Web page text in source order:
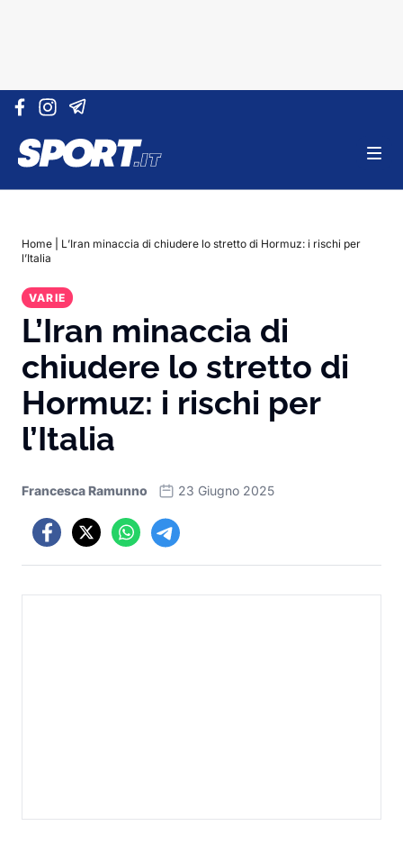
Vai al contenuto
Home
L’Iran minaccia di chiudere lo stretto di Hormuz: i rischi per
l’Italia
VARIE
L’Iran minaccia di
chiudere lo stretto di
Hormuz: i rischi per
l’Italia
Francesca Ramunno 23 Giugno 2025